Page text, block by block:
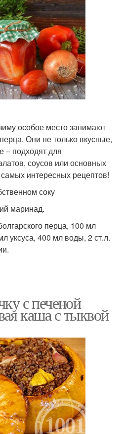
особое место занимают
Они не только вкусные,
– подходят для
соусов или основных
интересных рецептов!
соку
маринад.
перца, 100 мл
уксуса, 400 мл воды, 2 ст.л.
с печеной
каша с тыквой